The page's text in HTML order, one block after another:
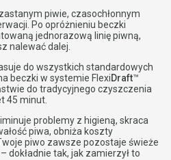
piwie, czasochłonnym
Po opróżnieniu beczki
jednorazową linię piwną,
nalewać dalej.
do wszystkich standardowych
beczki w systemie FlexiDraft™
do tradycyjnego czyszczenia
45 minut.
problemy z higieną, skraca
piwa, obniża koszty
piwo zawsze pozostaje świeże
dokładnie tak, jak zamierzył to